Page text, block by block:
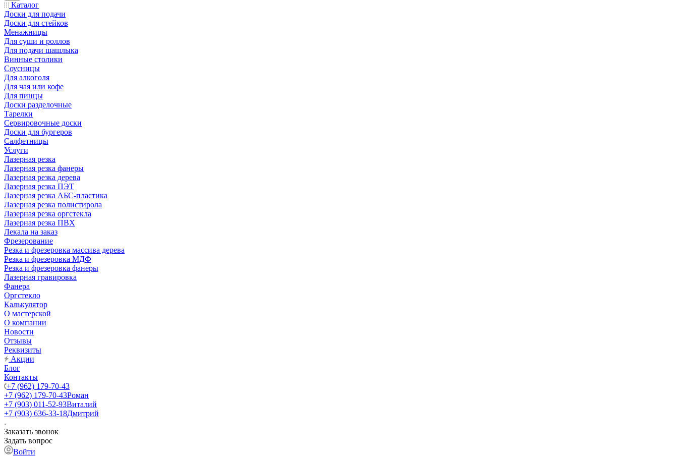
Каталог
Доски для подачи
Доски для стейков
Менажницы
Для суши и роллов
Для подачи шашлыка
Винные столики
Соусницы
Для алкоголя
Для чая или кофе
Для пиццы
Доски разделочные
Тарелки
Сервировочные доски
Доски для бургеров
Салфетницы
Услуги
Лазерная резка
Лазерная резка фанеры
Лазерная резка дерева
Лазерная резка ПЭТ
Лазерная резка АБС-пластика
Лазерная резка полистирола
Лазерная резка оргстекла
Лазерная резка ПВХ
Лекала на заказ
Фрезерование
Резка и фрезеровка массива дерева
Резка и фрезеровка МДФ
Резка и фрезеровка фанеры
Лазерная гравировка
Фанера
Орг­стек­ло
Калькулятор
О мастерской
О компании
Новости
Отзывы
Реквизиты
Акции
Блог
Контакты
+7 (962) 179-70-43
+7 (962) 179-70-43Роман
+7 (903) 011-52-93Виталий
+7 (903) 636-33-18Дмитрий
Заказать звонок
Задать вопрос
Войти